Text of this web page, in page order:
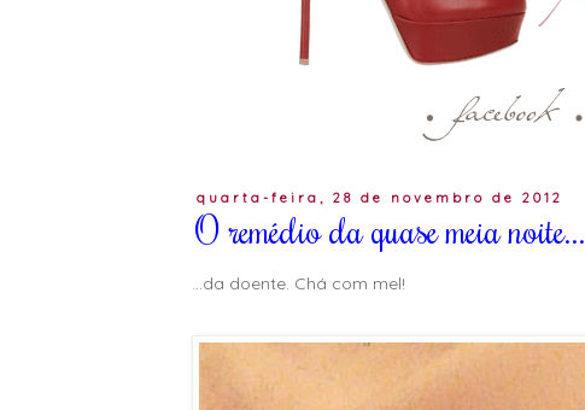
quarta-feira, 28 de novembro de 2012
O remédio da quase meia noite...
...da doente. Chá com mel!